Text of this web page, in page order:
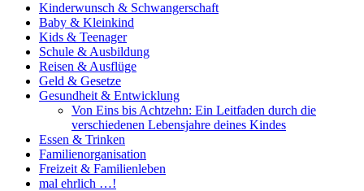
Kinderwunsch & Schwangerschaft
Baby & Kleinkind
Kids & Teenager
Schule & Ausbildung
Reisen & Ausflüge
Geld & Gesetze
Gesundheit & Entwicklung
Von Eins bis Achtzehn: Ein Leitfaden durch die
verschiedenen Lebensjahre deines Kindes
Essen & Trinken
Familienorganisation
Freizeit & Familienleben
mal ehrlich …!